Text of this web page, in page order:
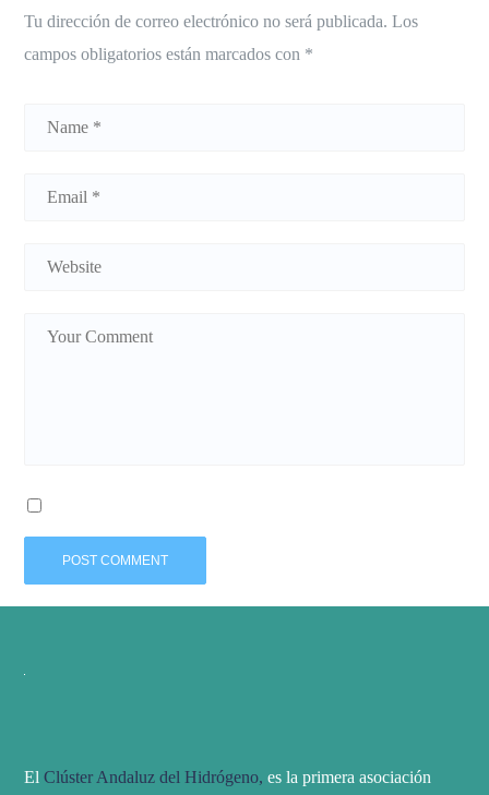
Tu dirección de correo electrónico no será publicada. Los
campos obligatorios están marcados con *
El Clúster Andaluz del Hidrógeno, es la primera asociación